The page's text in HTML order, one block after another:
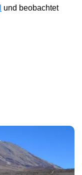
und beobachtet